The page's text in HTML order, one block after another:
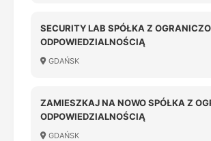
SECURITY LAB SPÓŁKA Z
ODPOWIEDZIALNOŚCIĄ
GDAŃSK
ZAMIESZKAJ NA NOWO SPÓŁKA Z
ODPOWIEDZIALNOŚCIĄ
GDAŃSK